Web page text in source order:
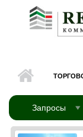
Перейти к основному
Запросы